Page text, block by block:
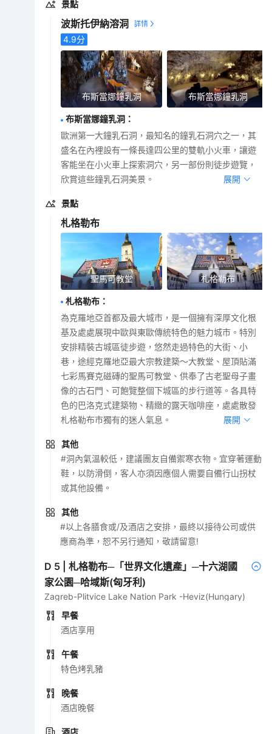
景點
波斯托伊納溶洞
4.9分
布斯當娜鐘乳洞 布斯當娜鐘乳洞
布斯當娜鐘乳洞 ：
歐洲第一大鐘乳石洞，最知名的鐘乳石洞穴之一，其
盛名在內裡設有一條長達四公里的雙軌小火車，讓遊
客能坐在小火車上探索洞穴，另一部份則徒步遊覽，
欣賞這些鐘乳石洞美景。
展開
景點
札格勒布
聖馬可教堂 札格勒布
札格勒布 ：
為克羅地亞首都及最大城市，是一個擁有深厚文化根
基及處處展現中歐與東歐傳統特色的魅力城市。特別
安排精裝古城區徒步遊，悠然走過特色的大街、小
巷，途經克羅地亞最大宗教建築～大教堂、屋頂貼滿
七彩馬賽克磁磚的聖馬可教堂、供奉了古老聖母子畫
像的古石門、可飽覽整個下城區的步行道等。各具特
色的巴洛克式建築物、精緻的露天咖啡座，處處散發
札格勒布市獨有的迷人氣息。
展開
其他
#洞內氣溫較低，建議團友自備禦寒衣物。宜穿著運動
鞋，以防滑倒，客人亦須因應個人需要自備行山拐杖
或其他設備。
其他
#以上各膳食或/及酒店之安排，最終以接待公司或供
應商為準，恕不另行通知，敬請留意!
D 5 |札格勒布─「世界文化遺產」─十六湖國
家公園─哈域斯(匈牙利)
Zagreb-Plitvice Lake Nation Park -Heviz(Hungary)
早餐
酒店享用
午餐
特色烤乳豬
晚餐
酒店晚餐
酒店